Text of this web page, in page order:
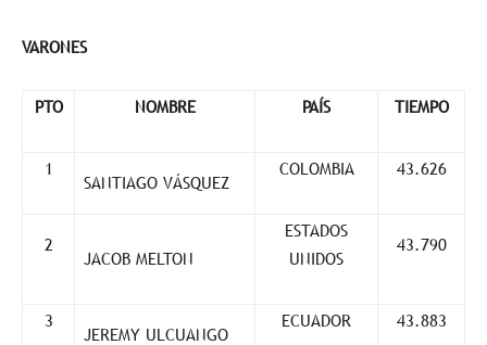
VARONES
PTO NOMBRE PAÍS TIEMPO
1
SANTIAGO VÁSQUEZ
COLOMBIA 43.626
2
JACOB MELTON
ESTADOS
UNIDOS
43.790
3
JEREMY ULCUANGO
ECUADOR 43.883